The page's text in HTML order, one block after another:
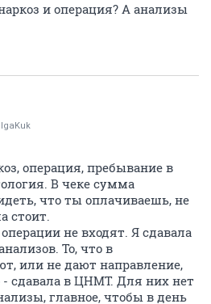
и операция? А анализы
операция, пребывание в
В чеке сумма
что ты оплачиваешь, не
стоит.
не входят. Я сдавала
То, что в
или не дают направление,
сдавала в ЦНМТ. Для них нет
главное, чтобы в день